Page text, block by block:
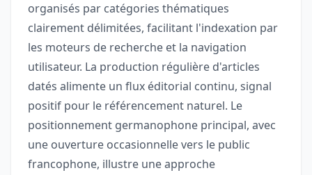
organisés par catégories thématiques
clairement délimitées, facilitant l'indexation par
les moteurs de recherche et la navigation
utilisateur. La production régulière d'articles
datés alimente un flux éditorial continu, signal
positif pour le référencement naturel. Le
positionnement germanophone principal, avec
une ouverture occasionnelle vers le public
francophone, illustre une approche